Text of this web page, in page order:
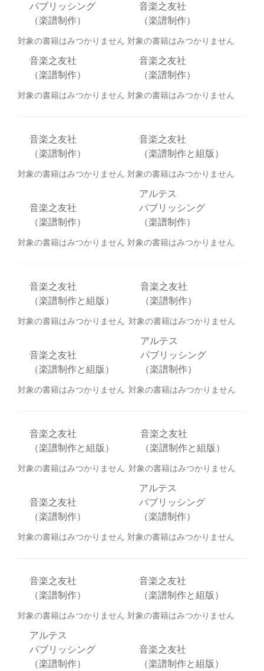
パブリッシング
（楽譜制作）
対象の書籍はみつかりません
音楽之友社
（楽譜制作）
対象の書籍はみつかりません
音楽之友社
（楽譜制作）
対象の書籍はみつかりません
音楽之友社
（楽譜制作）
対象の書籍はみつかりません
音楽之友社
（楽譜制作）
対象の書籍はみつかりません
音楽之友社
（楽譜制作と組版）
対象の書籍はみつかりません
音楽之友社
（楽譜制作）
対象の書籍はみつかりません
アルテス
パブリッシング
（楽譜制作）
対象の書籍はみつかりません
音楽之友社
（楽譜制作と組版）
対象の書籍はみつかりません
音楽之友社
（楽譜制作）
対象の書籍はみつかりません
音楽之友社
（楽譜制作と組版）
対象の書籍はみつかりません
アルテス
パブリッシング
（楽譜制作）
対象の書籍はみつかりません
音楽之友社
（楽譜制作と組版）
対象の書籍はみつかりません
音楽之友社
（楽譜制作と組版）
対象の書籍はみつかりません
音楽之友社
（楽譜制作）
対象の書籍はみつかりません
アルテス
パブリッシング
（楽譜制作）
対象の書籍はみつかりません
音楽之友社
（楽譜制作）
対象の書籍はみつかりません
音楽之友社
（楽譜制作と組版）
対象の書籍はみつかりません
アルテス
パブリッシング
（楽譜制作）
音楽之友社
（楽譜制作と組版）